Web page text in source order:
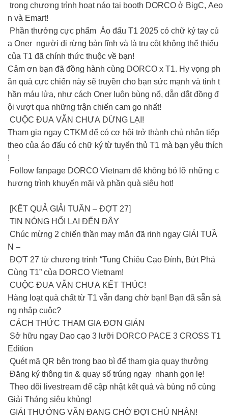
trong chương trình hoạt náo tại booth DORCO ở BigC, Aeo
n và Emart!
Phần thưởng cực phẩm Áo đấu T1 2025 có chữ ký tay củ
a Oner người đi rừng bản lĩnh và là trụ cột không thể thiếu
của T1 đã chính thức thuộc về bạn!
Cảm ơn bạn đã đồng hành cùng DORCO x T1. Hy vọng ph
ần quà cực chiến này sẽ truyền cho bạn sức mạnh và tinh t
hần máu lửa, như cách Oner luôn bùng nổ, dẫn dắt đồng đ
ội vượt qua những trận chiến cam go nhất!
CUỘC ĐUA VẪN CHƯA DỪNG LẠI!
Tham gia ngay CTKM để có cơ hội trở thành chủ nhân tiếp
theo của áo đấu có chữ ký từ tuyển thủ T1 mà bạn yêu thích
!
Follow fanpage DORCO Vietnam để không bỏ lỡ những c
hương trình khuyến mãi và phần quà siêu hot!
[KẾT QUẢ GIẢI TUẦN – ĐỢT 27]
TIN NÓNG HỔI LẠI ĐẾN ĐÂY
Chúc mừng 2 chiến thần may mắn đã rinh ngay GIẢI TUẦ
N –
ĐỢT 27 từ chương trình “Tung Chiêu Cạo Đỉnh, Bứt Phá
Cùng T1” của DORCO Vietnam!
CUỘC ĐUA VẪN CHƯA KẾT THÚC!
Hàng loạt quà chất từ T1 vẫn đang chờ bạn! Bạn đã sẵn sà
ng nhập cuộc?
CÁCH THỨC THAM GIA ĐƠN GIẢN
Sở hữu ngay Dao cạo 3 lưỡi DORCO PACE 3 CROSS T1
Edition
Quét mã QR bên trong bao bì để tham gia quay thưởng
Đăng ký thông tin & quay số trúng ngay nhanh gọn lẹ!
Theo dõi livestream để cập nhật kết quả và bùng nổ cùng
Giải Tháng siêu khủng!
GIẢI THƯỞNG VẪN ĐANG CHỜ ĐỢI CHỦ NHÂN!